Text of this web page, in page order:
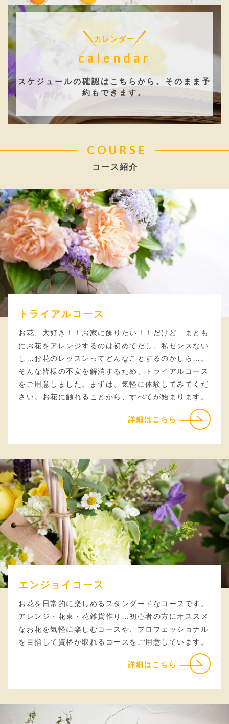
カレンダー
calendar
スケジュールの確認はこちらから。そのまま予
約もできます。
COURSE
コース紹介
トライアルコース
お花、大好き！！お家に飾りたい！！だけど…まとも
にお花をアレンジするのは初めてだし、私センスない
し…お花のレッスンってどんなことするのかしら…。
そんな皆様の不安を解消するため、トライアルコース
をご用意しました。まずは、気軽に体験してみてくだ
さい。お花に触れることから、すべてが始まります。
詳細はこちら
エンジョイコース
お花を日常的に楽しめるスタンダードなコースです。
アレンジ・花束・花雑貨作り…初心者の方にオススメ
なお花を気軽に楽しむコースや、プロフェッショナル
を目指して資格が取れるコースをご用意しています。
詳細はこちら